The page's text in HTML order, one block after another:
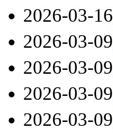
2026-03-16
2026-03-09
2026-03-09
2026-03-09
2026-03-09